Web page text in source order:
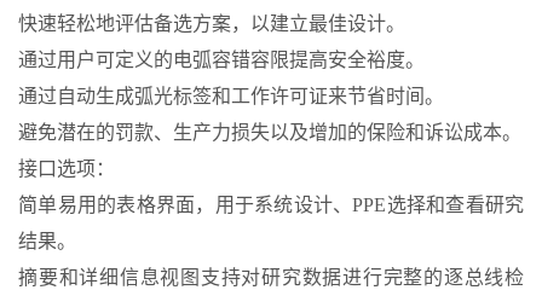
快速轻松地评估备选方案，以建立最佳设计。
通过用户可定义的电弧容错容限提高安全裕度。
通过自动生成弧光标签和工作许可证来节省时间。
避免潜在的罚款、生产力损失以及增加的保险和诉讼成本。
接口选项：
简单易用的表格界面，用于系统设计、PPE选择和查看研究
结果。
摘要和详细信息视图支持对研究数据进行完整的逐总线检